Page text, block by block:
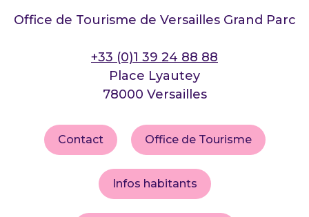
Office de Tourisme de Versailles Grand Parc
+33 (0)1 39 24 88 88
Place Lyautey
78000 Versailles
Contact Office de Tourisme
Infos habitants